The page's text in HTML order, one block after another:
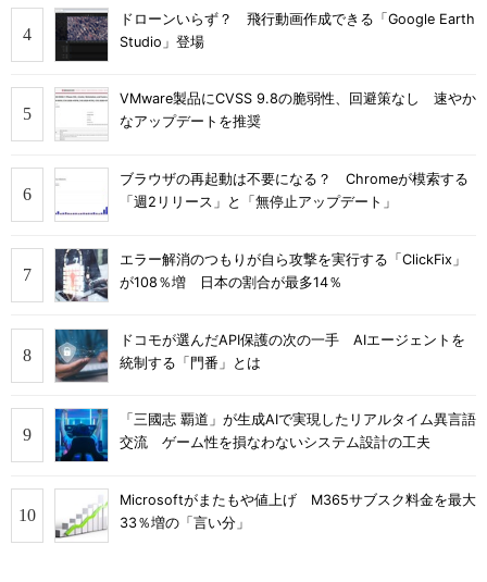
ドローンいらず？ 飛行動画作成できる「Google Earth
Studio」登場
VMware製品にCVSS 9.8の脆弱性、回避策なし 速やか
なアップデートを推奨
ブラウザの再起動は不要になる？ Chromeが模索する
「週2リリース」と「無停止アップデート」
エラー解消のつもりが自ら攻撃を実行する「ClickFix」
が108％増 日本の割合が最多14％
ドコモが選んだAPI保護の次の一手 AIエージェントを
統制する「門番」とは
「三國志 覇道」が生成AIで実現したリアルタイム異言語
交流 ゲーム性を損なわないシステム設計の工夫
Microsoftがまたもや値上げ M365サブスク料金を最大
33％増の「言い分」